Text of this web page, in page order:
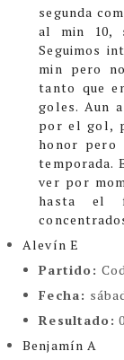
segunda
al min 10,
Seguimos
min pero
tanto que
goles.Aun
por el gol,
honor pero
temporada.
ver por
hasta el
Alevín E
Partido:
Fecha:
Resultado:
Benjamín A